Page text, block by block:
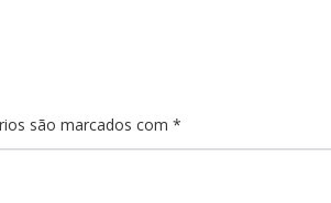
são marcados com *